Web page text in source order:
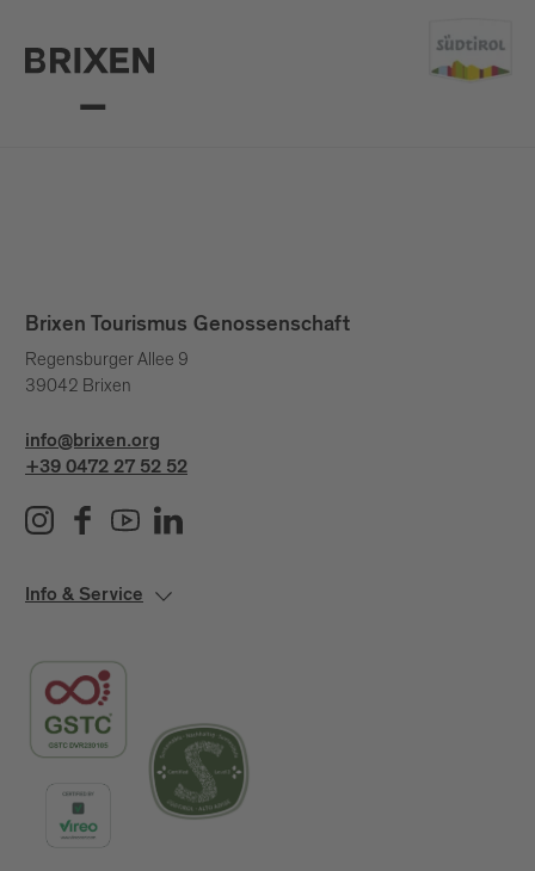
Brixen Tourismus Genossenschaft
Regensburger Allee 9
39042 Brixen
info@brixen.org
+39 0472 27 52 52
Info & Service